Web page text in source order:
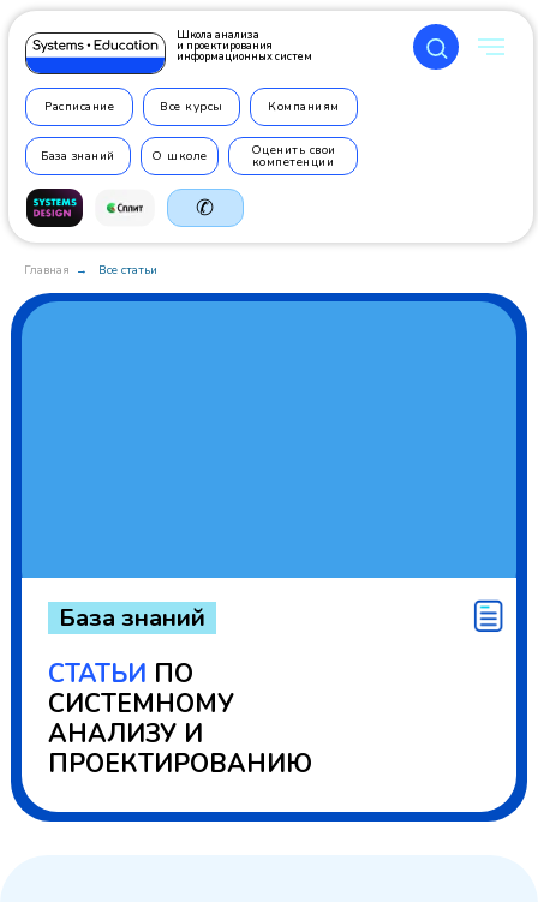
Школа анализа
и проектирования
информационных систем
Расписание Все курсы Компаниям
Оценить свои
компетенции
База знаний О школе
✆
Главная → Все статьи
СТАТЬИ ПО
СИСТЕМНОМУ
АНАЛИЗУ И
ПРОЕКТИРОВАНИЮ
База знаний